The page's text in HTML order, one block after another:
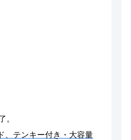
。
、テンキー付き・大容量